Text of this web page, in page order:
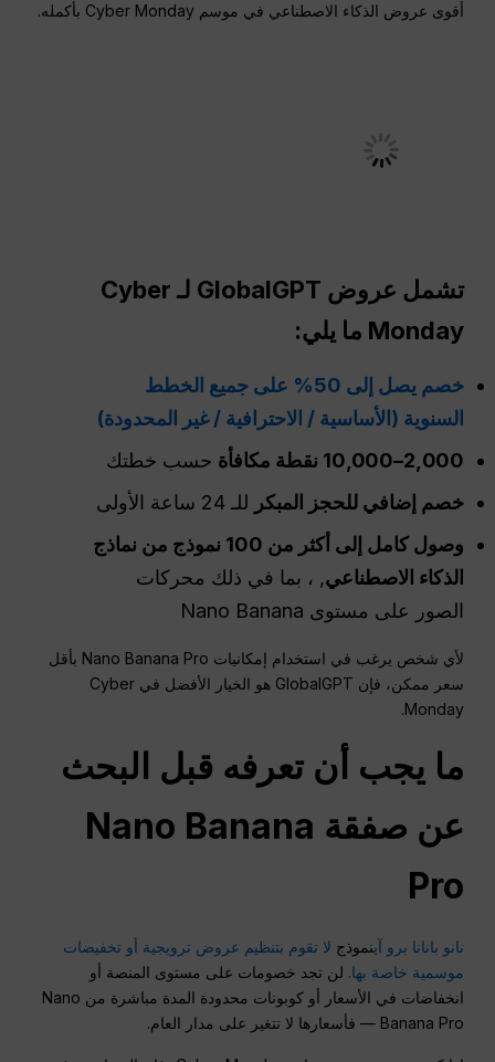
أقوى عروض الذكاء الاصطناعي في موسم Cyber Monday بأكمله.
تشمل عروض GlobalGPT لـ Cyber
Monday ما يلي:
خصم يصل إلى 50% على جميع الخطط
السنوية (الأساسية / الاحترافية / غير المحدودة)
2,000–10,000 نقطة مكافأة
حسب خطتك
خصم إضافي للحجز المبكر للـ 24 ساعة الأولى
وصول كامل إلى أكثر من 100 نموذج من نماذج
الذكاء الاصطناعي, ، بما في ذلك محركات
الصور على مستوى Nano Banana
لأي شخص يرغب في استخدام إمكانيات Nano Banana Pro بأقل
سعر ممكن، فإن GlobalGPT هو الخيار الأفضل في Cyber
Monday.
ما يجب أن تعرفه قبل البحث
عن صفقة Nano Banana
Pro
نانو بانانا برو آينموذج لا تقوم بتنظيم عروض ترويجية أو تخفيضات
موسمية خاصة بها. لن تجد خصومات على مستوى المنصة أو
انخفاضات في الأسعار أو كوبونات محدودة المدة مباشرة من Nano
Banana Pro — فأسعارها لا تتغير على مدار العام.